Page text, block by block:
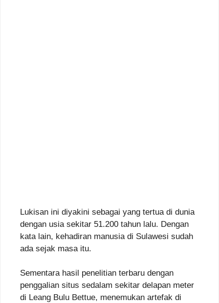
Lukisan ini diyakini sebagai yang tertua di dunia
dengan usia sekitar 51.200 tahun lalu. Dengan
kata lain, kehadiran manusia di Sulawesi sudah
ada sejak masa itu.
Sementara hasil penelitian terbaru dengan
penggalian situs sedalam sekitar delapan meter
di Leang Bulu Bettue, menemukan artefak di